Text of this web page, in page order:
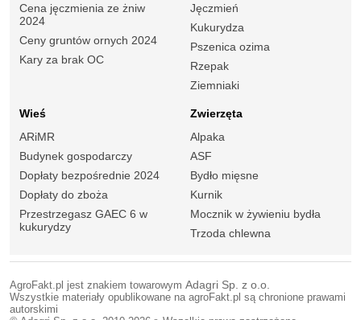
Cena jęczmienia ze żniw
2024
Ceny gruntów ornych 2024
Kary za brak OC
Jęczmień
Kukurydza
Pszenica ozima
Rzepak
Ziemniaki
Wieś
ARiMR
Budynek gospodarczy
Dopłaty bezpośrednie 2024
Dopłaty do zboża
Przestrzegasz GAEC 6 w
kukurydzy
Zwierzęta
Alpaka
ASF
Bydło mięsne
Kurnik
Mocznik w żywieniu bydła
Trzoda chlewna
AgroFakt.pl jest znakiem towarowym Adagri Sp. z o.o.
Wszystkie materiały opublikowane na agroFakt.pl są chronione prawami
autorskimi